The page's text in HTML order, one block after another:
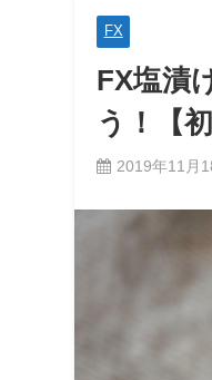
FX
FX塩漬
う！【
2019年11月